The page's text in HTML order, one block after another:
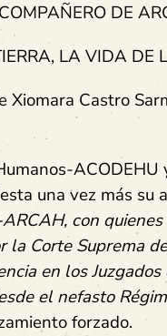
DE
LA VIDA DE
Castro
una vez más su
, con
Corte Suprema
en los
el nefasto
forzado.